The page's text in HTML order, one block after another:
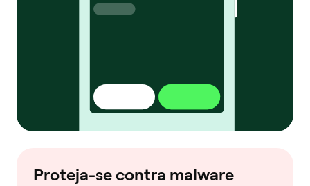
Proteja-se contra malware